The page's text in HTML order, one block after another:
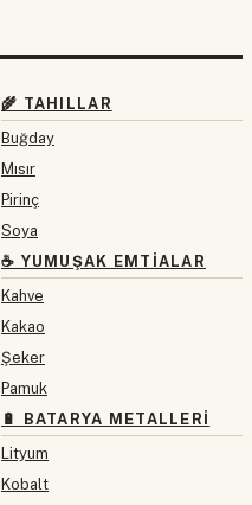
🌾 TAHILLAR
Buğday
Mısır
Pirinç
Soya
☕ YUMUŞAK EMTIALAR
Kahve
Kakao
Şeker
Pamuk
🔋 BATARYA METALLERI
Lityum
Kobalt